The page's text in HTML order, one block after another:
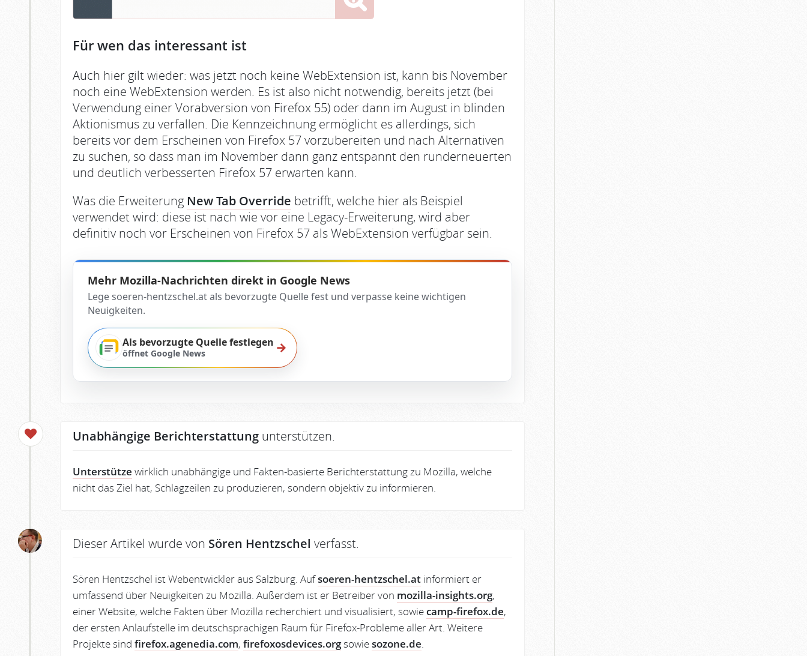
Für wen das interessant ist
Auch hier gilt wieder: was jetzt noch keine WebExtension ist, kann bis November
noch eine WebExtension werden. Es ist also nicht notwendig, bereits jetzt (bei
Verwendung einer Vorabversion von Firefox 55) oder dann im August in blinden
Aktionismus zu verfallen. Die Kennzeichnung ermöglicht es allerdings, sich
bereits vor dem Erscheinen von Firefox 57 vorzubereiten und nach Alternativen
zu suchen, so dass man im November dann ganz entspannt den runderneuerten
und deutlich verbesserten Firefox 57 erwarten kann.
Was die Erweiterung New Tab Override betrifft, welche hier als Beispiel
verwendet wird: diese ist nach wie vor eine Legacy-Erweiterung, wird aber
definitiv noch vor Erscheinen von Firefox 57 als WebExtension verfügbar sein.
Mehr Mozilla-Nachrichten direkt in Google News
Lege soeren-hentzschel.at als bevorzugte Quelle fest und verpasse keine wichtigen
Neuigkeiten.
Als bevorzugte Quelle festlegen
öffnet Google News →
Unabhängige Berichterstattung unterstützen.
Unterstütze wirklich unabhängige und Fakten-basierte Berichterstattung zu Mozilla, welche
nicht das Ziel hat, Schlagzeilen zu produzieren, sondern objektiv zu informieren.
Dieser Artikel wurde von Sören Hentzschel verfasst.
Sören Hentzschel ist Webentwickler aus Salzburg. Aufsoeren-hentzschel.at informiert er
umfassend über Neuigkeiten zu Mozilla. Außerdem ist er Betreiber von mozilla-insights.org,
einer Website, welche Fakten über Mozilla recherchiert und visualisiert, sowiecamp-firefox.de,
der ersten Anlaufstelle im deutschsprachigen Raum für Firefox-Probleme aller Art. Weitere
Projekte sind firefox.agenedia.com, firefoxosdevices.orgsowiesozone.de